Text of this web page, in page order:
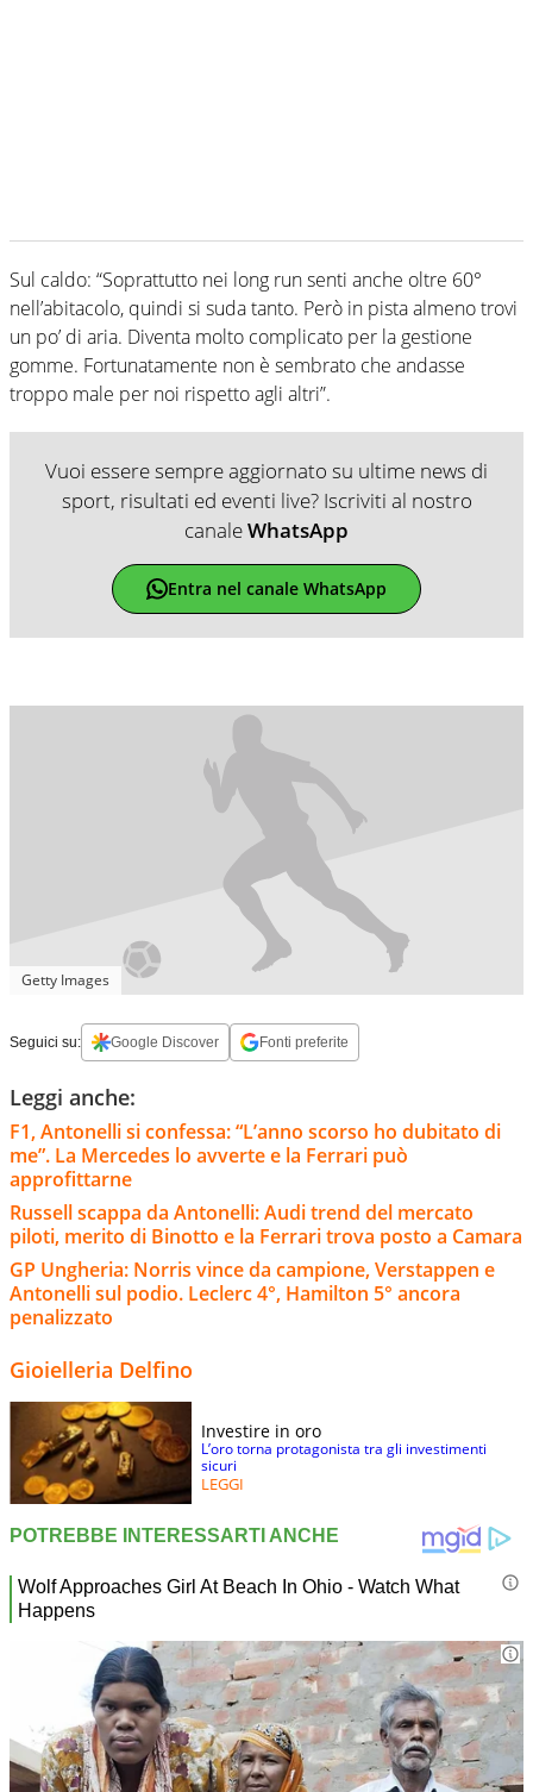
Sul caldo: “Soprattutto nei long run senti anche oltre 60°
nell’abitacolo, quindi si suda tanto. Però in pista almeno trovi
un po’ di aria. Diventa molto complicato per la gestione
gomme. Fortunatamente non è sembrato che andasse
troppo male per noi rispetto agli altri”.
Vuoi essere sempre aggiornato su ultime news di
sport, risultati ed eventi live? Iscriviti al nostro
canaleWhatsApp
Entra nel canale WhatsApp
Getty Images
Seguici su: Google Discover Fonti preferite
Leggi anche:
F1, Antonelli si confessa: “L’anno scorso ho dubitato di
me”. La Mercedes lo avverte e la Ferrari può
approfittarne
Russell scappa da Antonelli: Audi trend del mercato
piloti, merito di Binotto e la Ferrari trova posto a Camara
GP Ungheria: Norris vince da campione, Verstappen e
Antonelli sul podio. Leclerc 4°, Hamilton 5° ancora
penalizzato
Gioielleria Delfino
Investire in oro
L’oro torna protagonista tra gli investimenti
sicuri
LEGGI